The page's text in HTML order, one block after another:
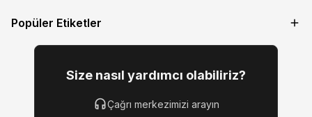
Popüler Etiketler
Size nasıl yardımcı olabiliriz?
Çağrı merkezimizi arayın